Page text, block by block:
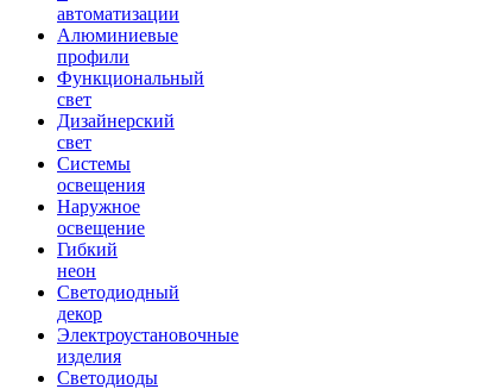
автоматизации
Алюминиевые
профили
Функциональный
свет
Дизайнерский
свет
Системы
освещения
Наружное
освещение
Гибкий
неон
Светодиодный
декор
Электроустановочные
изделия
Светодиоды